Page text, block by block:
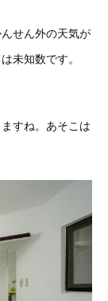
せん外の天気が
未知数です。
すね。あそこは